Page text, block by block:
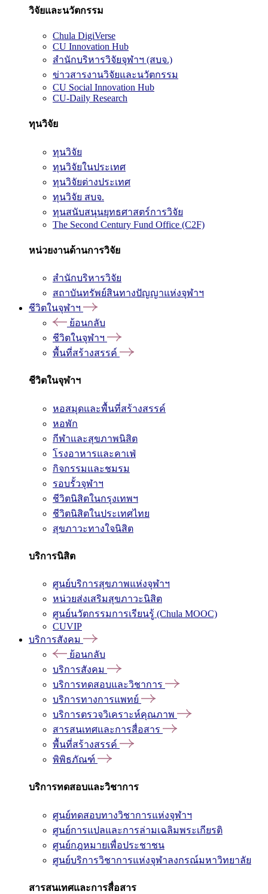
วิจัยและนวัตกรรม
Chula DigiVerse
CU Innovation Hub
สำนักบริหารวิจัยจุฬาฯ (สบจ.)
ข่าวสารงานวิจัยและนวัตกรรม
CU Social Innovation Hub
CU-Daily Research
ทุนวิจัย
ทุนวิจัย
ทุนวิจัยในประเทศ
ทุนวิจัยต่างประเทศ
ทุนวิจัย สบจ.
ทุนสนับสนุนยุทธศาสตร์การวิจัย
The Second Century Fund Office (C2F)
หน่วยงานด้านการวิจัย
สำนักบริหารวิจัย
สถาบันทรัพย์สินทางปัญญาแห่งจุฬาฯ
ชีวิตในจุฬาฯ
ย้อนกลับ
ชีวิตในจุฬาฯ
พื้นที่สร้างสรรค์
ชีวิตในจุฬาฯ
หอสมุดและพื้นที่สร้างสรรค์
หอพัก
กีฬาและสุขภาพนิสิต
โรงอาหารและคาเฟ่
กิจกรรมและชมรม
รอบรั้วจุฬาฯ
ชีวิตนิสิตในกรุงเทพฯ
ชีวิตนิสิตในประเทศไทย
สุขภาวะทางใจนิสิต
บริการนิสิต
ศูนย์บริการสุขภาพแห่งจุฬาฯ
หน่วยส่งเสริมสุขภาวะนิสิต
ศูนย์นวัตกรรมการเรียนรู้ (Chula MOOC)
CUVIP
บริการสังคม
ย้อนกลับ
บริการสังคม
บริการทดสอบและวิชาการ
บริการทางการแพทย์
บริการตรวจวิเคราะห์คุณภาพ
สารสนเทศและการสื่อสาร
พื้นที่สร้างสรรค์
พิพิธภัณฑ์
บริการทดสอบและวิชาการ
ศูนย์ทดสอบทางวิชาการแห่งจุฬาฯ
ศูนย์การแปลและการล่ามเฉลิมพระเกียรติ
ศูนย์กฎหมายเพื่อประชาชน
ศูนย์บริการวิชาการแห่งจุฬาลงกรณ์มหาวิทยาลัย
สารสนเทศและการสื่อสาร